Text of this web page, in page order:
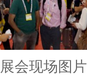
展会现场图片